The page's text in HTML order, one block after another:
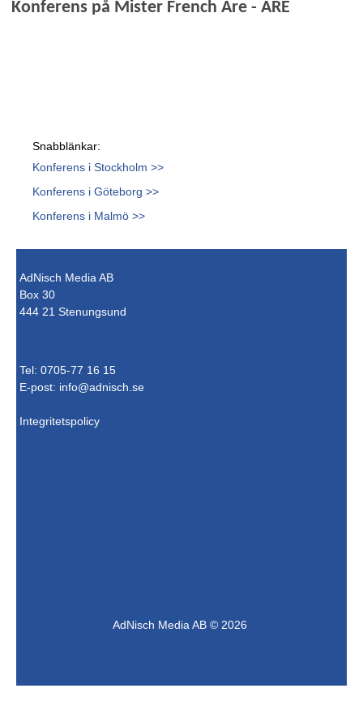
Konferens på Mister French Åre - ÅRE
Snabblänkar:
Konferens i Stockholm >>
Konferens i Göteborg >>
Konferens i Malmö >>
AdNisch Media AB
Box 30
444 21 Stenungsund
Tel: 0705-77 16 15
E-post: info@adnisch.se
Integritetspolicy
AdNisch Media AB © 2026